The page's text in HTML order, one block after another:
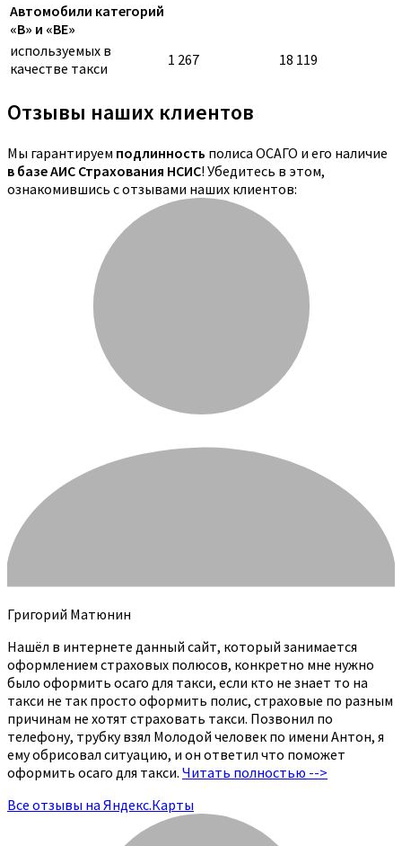
Автомобили категорий
«B» и «BE»
используемых в
качестве такси
1 267 18 119
Отзывы наших клиентов
Мы гарантируем подлинность полиса ОСАГО и его наличие
в базе АИС Страхования НСИС! Убедитесь в этом,
ознакомившись с отзывами наших клиентов:
Григорий Матюнин
Нашёл в интернете данный сайт, который занимается
оформлением страховых полюсов, конкретно мне нужно
было оформить осаго для такси, если кто не знает то на
такси не так просто оформить полис, страховые по разным
причинам не хотят страховать такси. Позвонил по
телефону, трубку взял Молодой человек по имени Антон, я
ему обрисовал ситуацию, и он ответил что поможет
оформить осаго для такси. Читать полностью -->
Все отзывы на Яндекс.Карты